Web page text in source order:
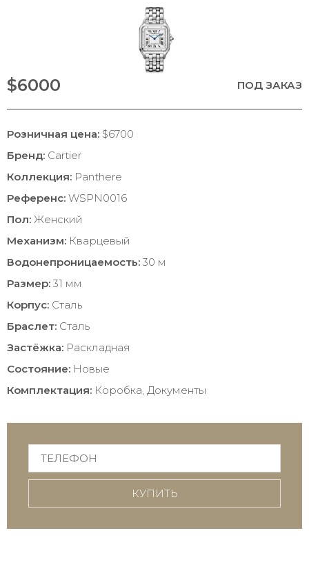
$6000 ПОД ЗАКАЗ
Розничная цена: $6700
Бренд: Cartier
Коллекция: Panthere
Референс: WSPN0016
Пол: Женский
Механизм: Кварцевый
Водонепроницаемость: 30 м
Размер: 31 мм
Корпус: Сталь
Браслет: Сталь
Застёжка: Раскладная
Состояние: Новые
Комплектация: Коробка, Документы
КУПИТЬ